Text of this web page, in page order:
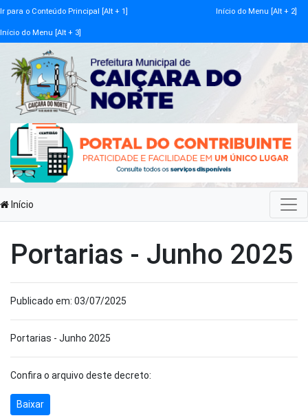
Ir para o Conteúdo Principal [Alt + 1] Início do Menu [Alt + 2]
Início do Menu [Alt + 3]
Início
Portarias - Junho 2025
Publicado em: 03/07/2025
Portarias - Junho 2025
Confira o arquivo deste decreto:
Baixar